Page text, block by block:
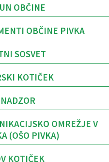
OBČINE
OBČINE PIVKA
SOSVET
KOTIČEK
OMREŽJE V
(OŠO PIVKA)
KOTIČEK